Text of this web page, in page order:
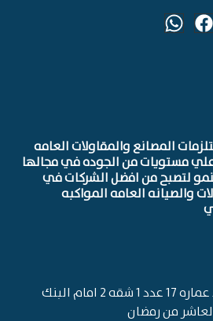
المصانع والمقاولات العامه
مستويات من الجوده في مجالها
لتصبح من افضل الشركات في
والصيانه العامه المواكبه
مجمع عبد المقصود عماره 17 عدد 1 شقه 2 امام البنك
من رمضان